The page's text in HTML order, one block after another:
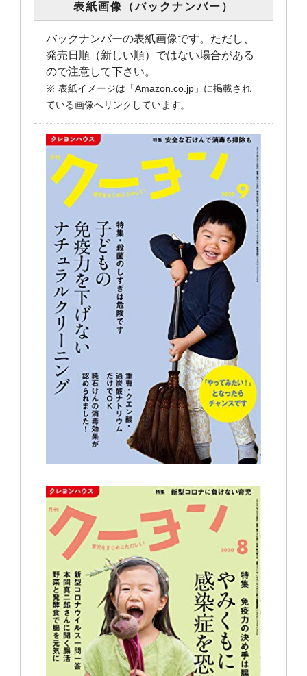
表紙画像（バックナンバー）
バックナンバーの表紙画像です。ただし、
発売日順（新しい順）ではない場合がある
ので注意して下さい。
※ 表紙イメージは「Amazon.co.jp」に掲載され
ている画像へリンクしています。